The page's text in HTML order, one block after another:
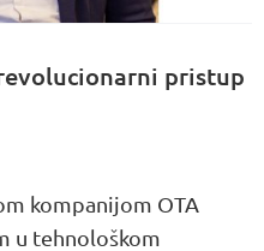
pristup
kompanijom OTA
u tehnološkom